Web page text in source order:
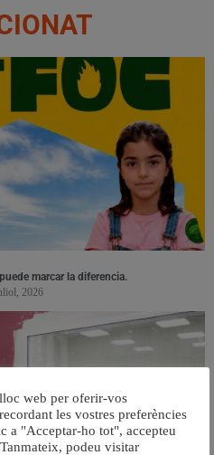
marcar la diferencia.
2026
web per oferir-vos
les vostres preferències
a "Acceptar-ho tot", accepteu
podeu visitar